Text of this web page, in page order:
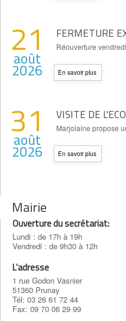
FERMETURE
Réouverture
21
août
2026 En savoir plus
VISITE DE
Marjolaine propose
31
août
2026 En savoir plus
Mairie
Ouverture du secrétariat:
Lundi : de 17h à 19h
Vendredi : de 9h30 à 12h
L'adresse
1 rue Godon Vasnier
51360 Prunay
Tél: 03 26 61 72 44
Fax: 09 70 06 29 99